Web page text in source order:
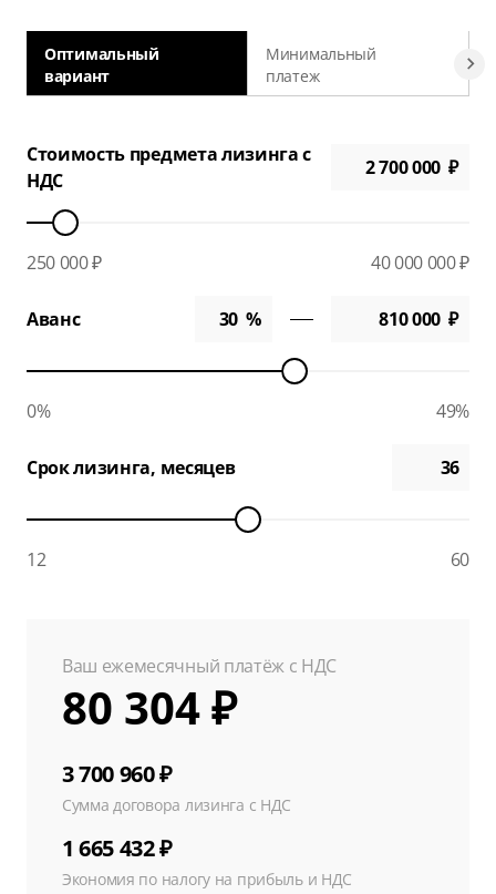
Оптимальный
вариант
Минимальный
платеж
Стоимость предмета лизинга с
НДС
250 000 ₽ 40 000 000 ₽
Аванс
0% 49%
Срок лизинга, месяцев
12 60
Ваш ежемесячный платёж с НДС
80 304 ₽
3 700 960 ₽
Сумма договора лизинга с НДС
1 665 432 ₽
Экономия по налогу на прибыль и НДС